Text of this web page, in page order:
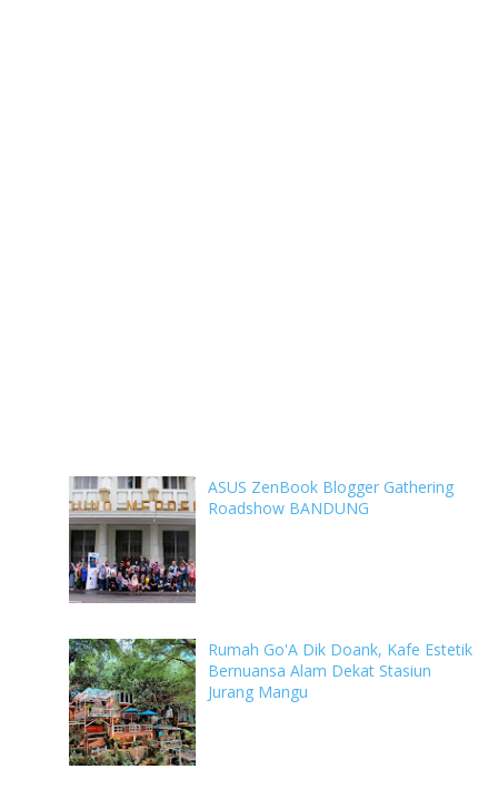
ASUS ZenBook Blogger Gathering
Roadshow BANDUNG
Rumah Go'A Dik Doank, Kafe Estetik
Bernuansa Alam Dekat Stasiun
Jurang Mangu